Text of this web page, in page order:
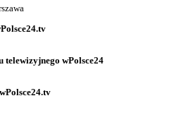
wPolsce24